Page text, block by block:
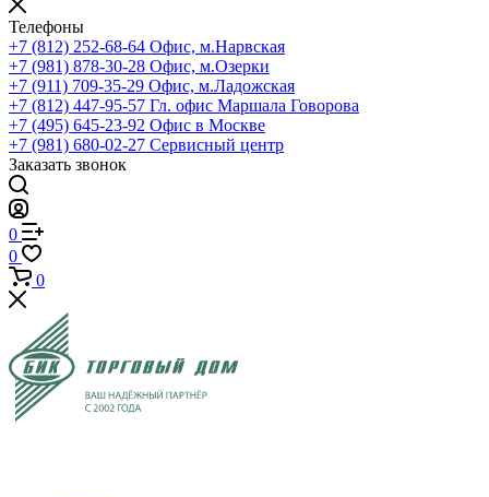
Телефоны
+7 (812) 252-68-64 Офис, м.Нарвская
+7 (981) 878-30-28 Офис, м.Озерки
+7 (911) 709-35-29 Офис, м.Ладожская
+7 (812) 447-95-57 Гл. офис Маршала Говорова
+7 (495) 645-23-92 Офис в Москве
+7 (981) 680-02-27 Сервисный центр
Заказать звонок
0
0
0